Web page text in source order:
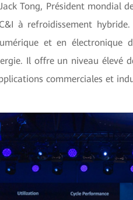
Tong, Président mondial
à refroidissement
et en électronique
Il offre un niveau
commerciales et